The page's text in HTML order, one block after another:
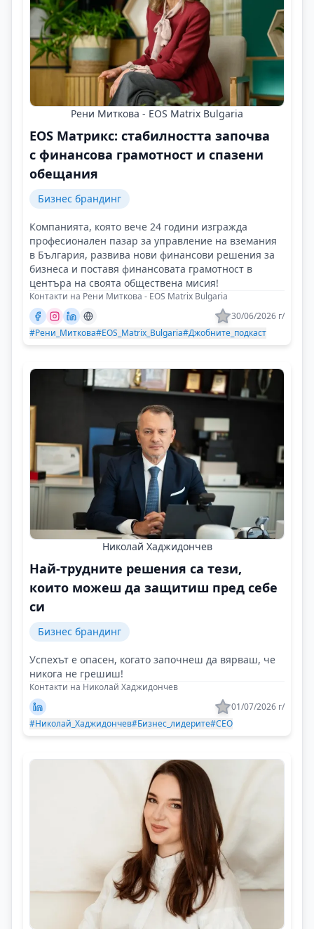
Рени Миткова - EOS Matrix Bulgaria
EOS Матрикс: стабилността започва
с финансова грамотност и спазени
обещания
Бизнес брандинг
Компанията, която вече 24 години изгражда
професионален пазар за управление на вземания
в България, развива нови финансови решения за
бизнеса и поставя финансовата грамотност в
центъра на своята обществена мисия!
Контакти на Рени Миткова - EOS Matrix Bulgaria
30/06/2026 г/
#Рени_Миткова#EOS_Matrix_Bulgaria#Джобните_подкаст
Николай Хаджидончев
Най-трудните решения са тези,
които можеш да защитиш пред себе
си
Бизнес брандинг
Успехът е опасен, когато започнеш да вярваш, че
никога не грешиш!
Контакти на Николай Хаджидончев
01/07/2026 г/
#Николай_Хаджидончев#Бизнес_лидерите#CEO